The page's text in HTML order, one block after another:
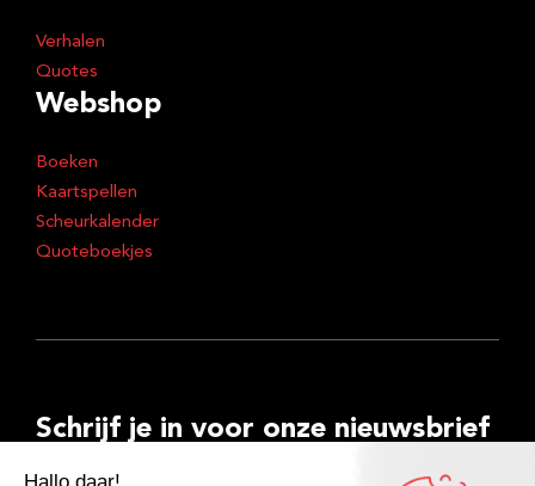
Verhalen
Quotes
Webshop
Boeken
Kaartspellen
Scheurkalender
Quoteboekjes
Schrijf je in voor onze nieuwsbrief